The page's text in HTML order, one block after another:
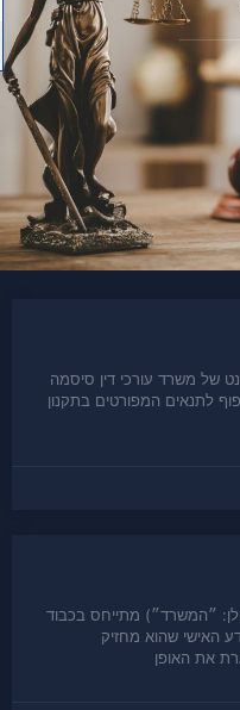
של משרד עורכי דין סיסמה
לתנאים המפורטים בתקנון
״המשרד״) מתייחס בכבוד
האישי שהוא מחזיק
את האופן